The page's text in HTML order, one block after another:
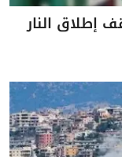
إطلاق النار